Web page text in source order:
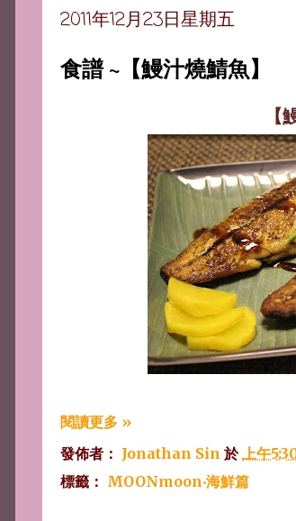
2011年12月23日星期五
食譜 ~【鰻汁燒鯖魚】
【
閱讀更多 »
發佈者： Jonathan Sin 於上午
標籤： MOONmoon‧海鮮篇